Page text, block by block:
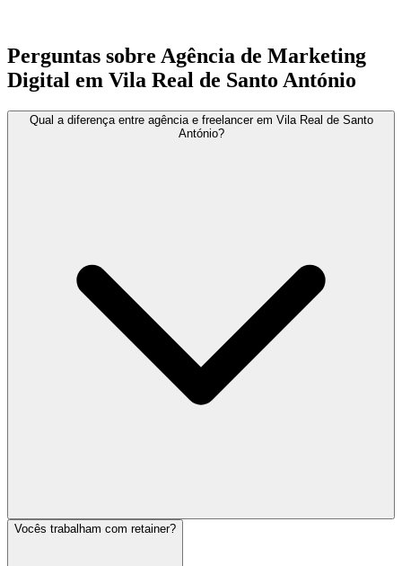
Perguntas sobre Agência de Marketing
Digital em Vila Real de Santo António
Qual a diferença entre agência e freelancer em Vila Real de Santo
António?
Vocês trabalham com retainer?